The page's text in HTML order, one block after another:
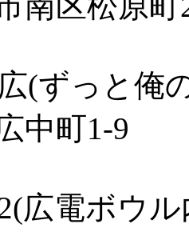
(ずっと俺
中町1-9
広電ボウ